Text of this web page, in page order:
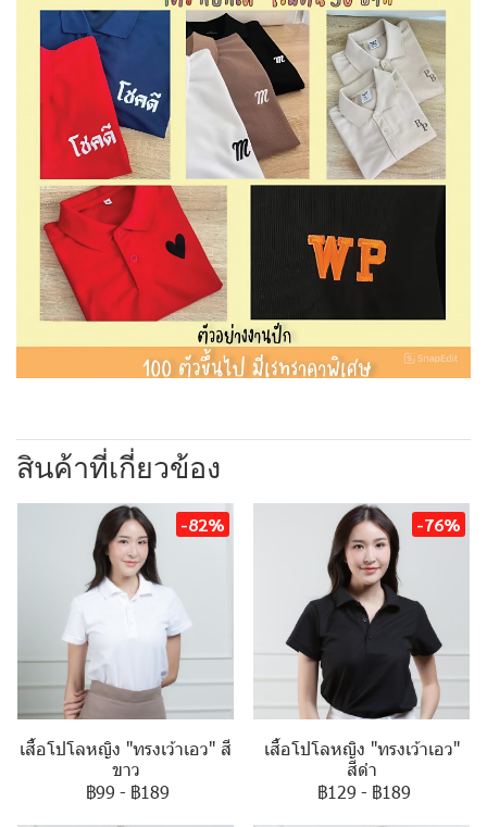
สินค้าที่เกี่ยวข้อง
-82%
เสื้อโปโลหญิง "ทรงเว้าเอว" สี
ขาว
฿99 - ฿189
-76%
เสื้อโปโลหญิง "ทรงเว้าเอว"
สีดำ
฿129 - ฿189